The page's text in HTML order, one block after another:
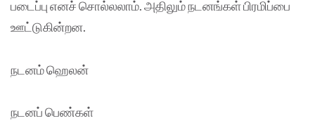
படைப்பு எனச் சொல்லலாம். அதிலும் நடனங்கள் பிரமிப்பை
ஊட்டுகின்றன.
நடனம் ஹெலன்
நடனப் பெண்கள்